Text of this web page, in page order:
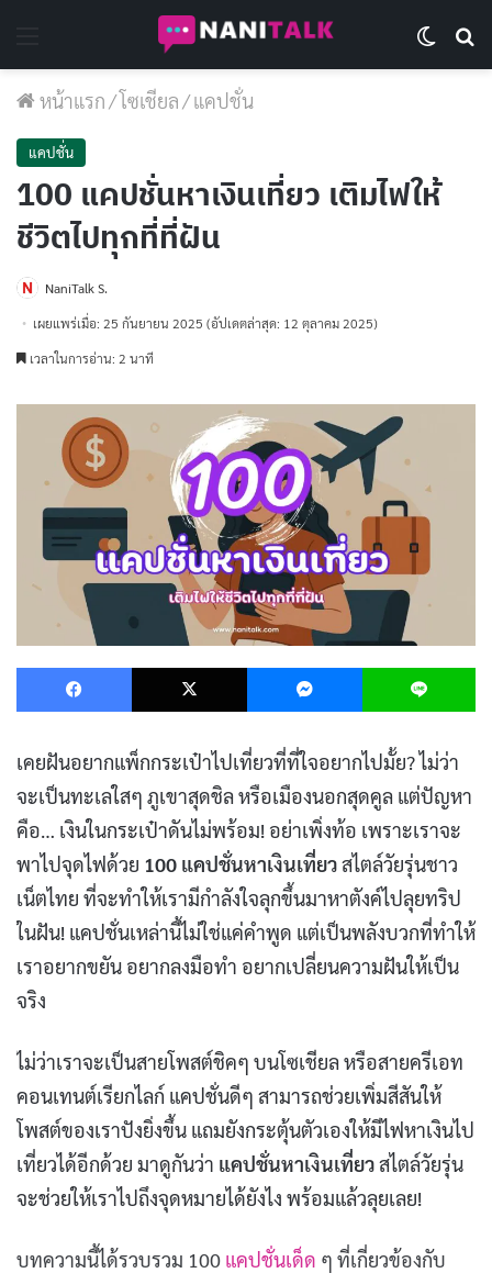
หน้าแรก/โซเชียล/แคปชั่น
แคปชั่น
100 แคปชั่นหาเงินเที่ยว เติมไฟให้
ชีวิตไปทุกที่ที่ฝัน
NaniTalk S.
เผยแพร่เมื่อ: 25 กันยายน 2025 (อัปเดตล่าสุด: 12 ตุลาคม 2025)
เวลาในการอ่าน: 2 นาที
Facebook X Messenger
เคยฝันอยากแพ็กกระเป๋าไปเที่ยวที่ที่ใจอยากไปมั้ย? ไม่ว่า
จะเป็นทะเลใสๆ ภูเขาสุดชิล หรือเมืองนอกสุดคูล แต่ปัญหา
คือ… เงินในกระเป๋าดันไม่พร้อม! อย่าเพิ่งท้อ เพราะเราจะ
พาไปจุดไฟด้วย 100 แคปชั่นหาเงินเที่ยวสไตล์วัยรุ่นชาว
เน็ตไทย ที่จะทำให้เรามีกำลังใจลุกขึ้นมาหาตังค์ไปลุยทริป
ในฝัน! แคปชั่นเหล่านี้ไม่ใช่แค่คำพูด แต่เป็นพลังบวกที่ทำให้
เราอยากขยัน อยากลงมือทำ อยากเปลี่ยนความฝันให้เป็น
จริง
ไม่ว่าเราจะเป็นสายโพสต์ชิคๆ บนโซเชียล หรือสายครีเอท
คอนเทนต์เรียกไลก์ แคปชั่นดีๆ สามารถช่วยเพิ่มสีสันให้
โพสต์ของเราปังยิ่งขึ้น แถมยังกระตุ้นตัวเองให้มีไฟหาเงินไป
เที่ยวได้อีกด้วย มาดูกันว่า แคปชั่นหาเงินเที่ยวสไตล์วัยรุ่น
จะช่วยให้เราไปถึงจุดหมายได้ยังไง พร้อมแล้วลุยเลย!
บทความนี้ได้รวบรวม 100 แคปชั่นเด็ด ๆ ที่เกี่ยวข้องกับ